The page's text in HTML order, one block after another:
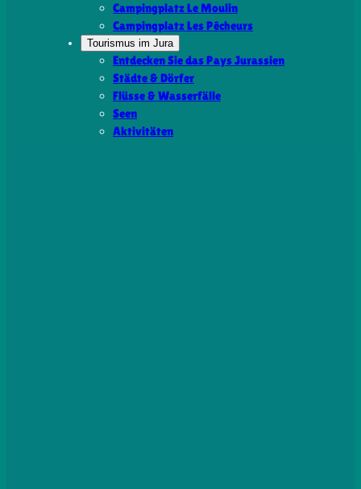
Campingplatz Le Moulin
Campingplatz Les Pêcheurs
Tourismus im Jura
Entdecken Sie das Pays Jurassien
Städte & Dörfer
Flüsse & Wasserfälle
Seen
Aktivitäten